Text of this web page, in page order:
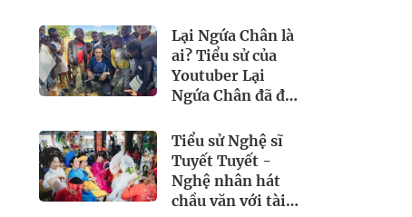
toàn quốc 2025
Lại Ngứa Chân là
ai? Tiểu sử của
Youtuber Lại
Ngứa Chân đã đi
thế giới
Tiểu sử Nghệ sĩ
Tuyết Tuyết -
Nghệ nhân hát
chầu văn với tài